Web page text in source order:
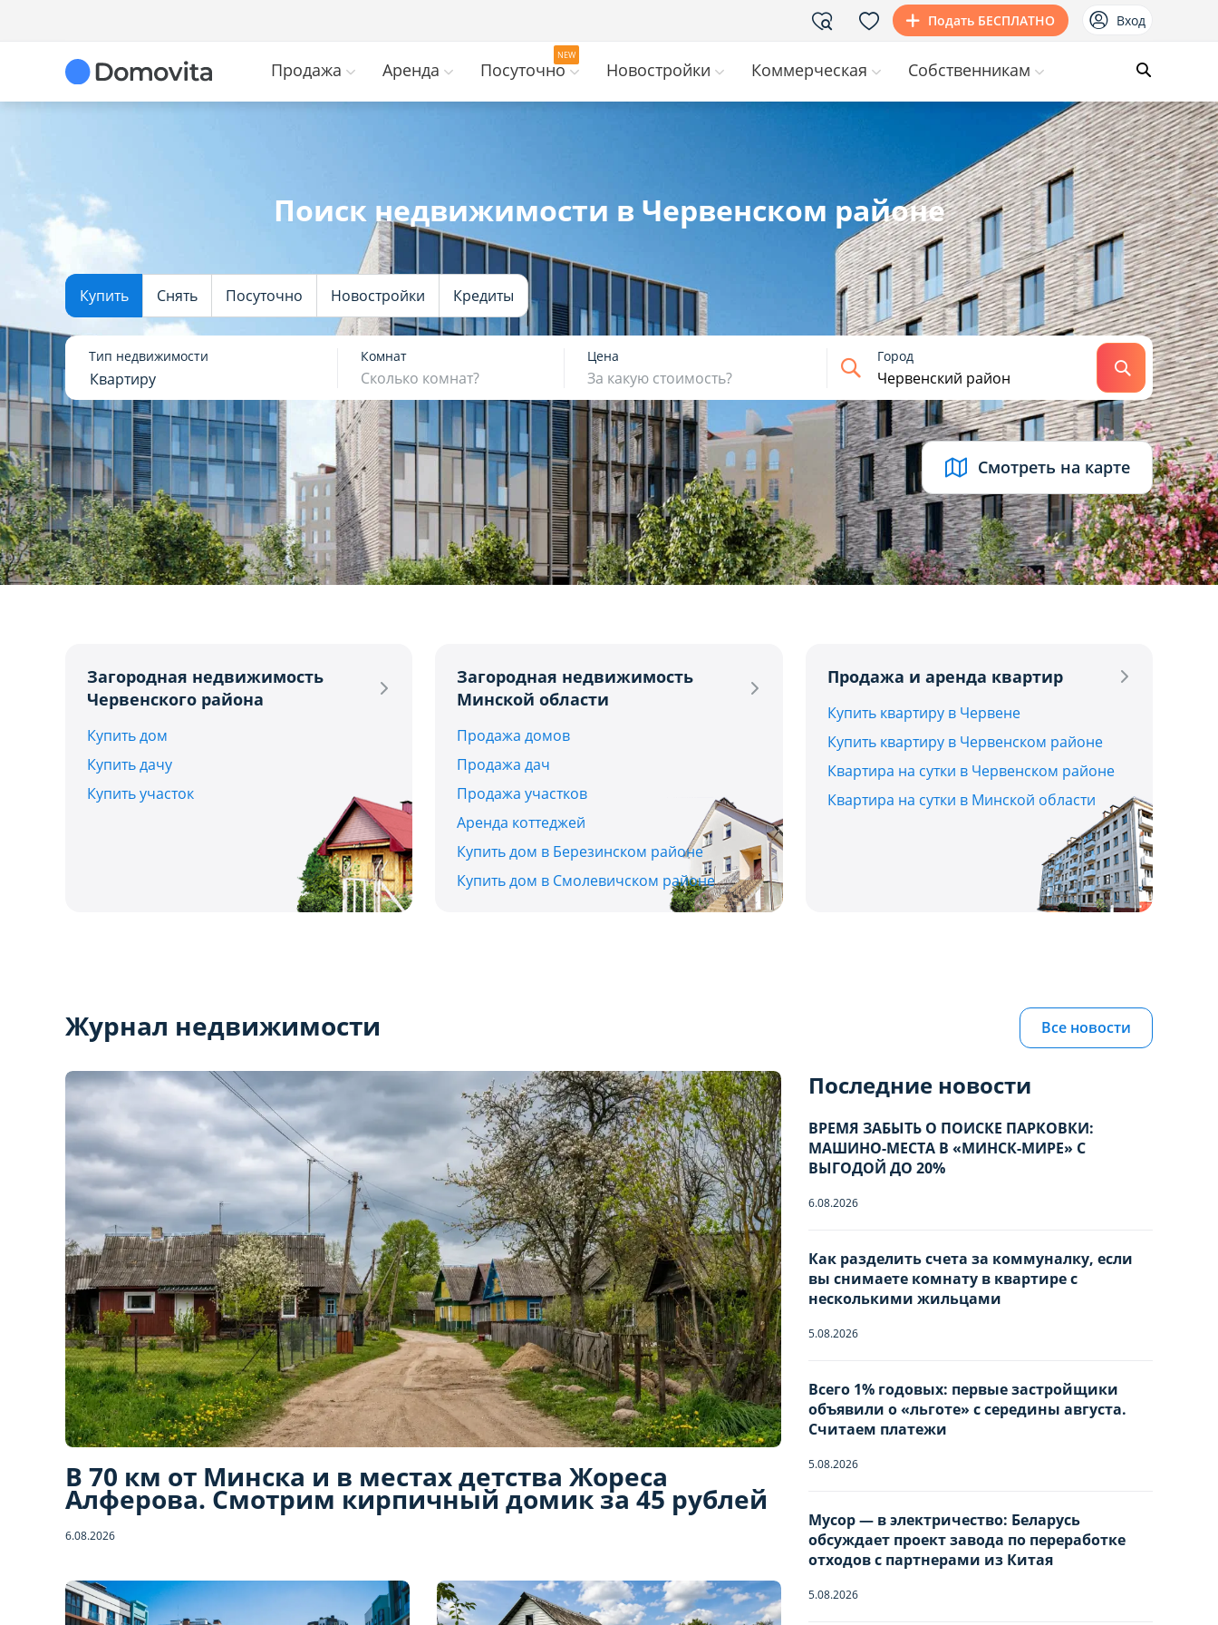
Подать БЕСПЛАТНО Вход
Продажа Аренда Посуточно Новостройки Коммерческая Собственникам
Поиск недвижимости в Червенском районе
Купить Снять Посуточно Новостройки Кредиты
Тип недвижимости
Квартиру
Комнат
Сколько комнат?
1 2 3 4+
Цена
За какую стоимость?
USD BYN EUR
Город
Найти
Смотреть на карте
Загородная недвижимость
Червенского района
Купить дом
Купить дачу
Купить участок
Загородная недвижимость
Минской области
Продажа домов
Продажа дач
Продажа участков
Аренда коттеджей
Купить дом в Березинском районе
Купить дом в Смолевичском районе
Продажа и аренда квартир
Купить квартиру в Червене
Купить квартиру в Червенском районе
Квартира на сутки в Червенском районе
Квартира на сутки в Минской области
Журнал недвижимости Все новости
В 70 км от Минска и в местах детства Жореса
Алферова. Смотрим кирпичный домик за 45 рублей
6.08.2026
Последние новости
ВРЕМЯ ЗАБЫТЬ О ПОИСКЕ ПАРКОВКИ:
МАШИНО-МЕСТА В «МИНСК-МИРЕ» С
ВЫГОДОЙ ДО 20%
6.08.2026
Как разделить счета за коммуналку, если
вы снимаете комнату в квартире с
несколькими жильцами
5.08.2026
Всего 1% годовых: первые застройщики
объявили о «льготе» с середины августа.
Считаем платежи
5.08.2026
Мусор — в электричество: Беларусь
обсуждает проект завода по переработке
отходов с партнерами из Китая
5.08.2026
Бронирование квартиры
Отправьте запрос, чтобы забронировать